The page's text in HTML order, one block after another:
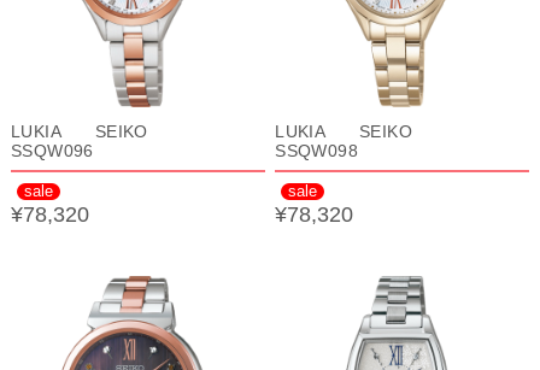
LUKIA SEIKO
SSQW096
sale
¥78,320
LUKIA SEIKO
SSQW098
sale
¥78,320